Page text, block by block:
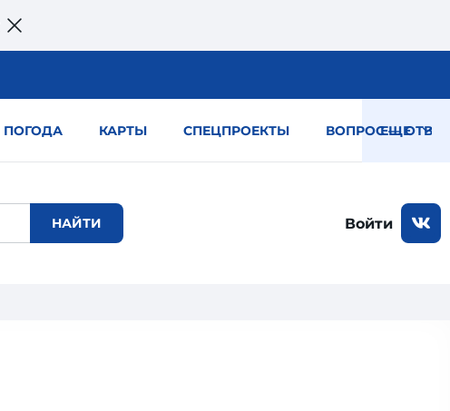
ПОГОДА КАРТЫ СПЕЦПРОЕКТЫ ВОПРОС — ОТВЕТ
ЕЩЕ
Войти